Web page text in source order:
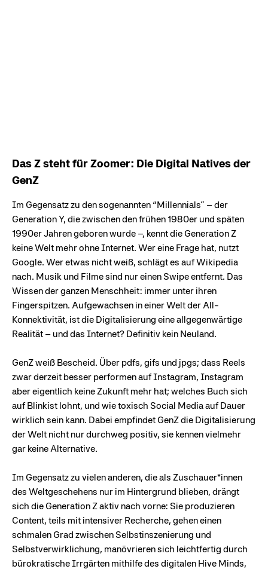
Das Z steht für Zoomer: Die Digital Natives der
GenZ
Im Gegensatz zu den sogenannten “Millennials” – der
Generation Y, die zwischen den frühen 1980er und späten
1990er Jahren geboren wurde –, kennt die Generation Z
keine Welt mehr ohne Internet. Wer eine Frage hat, nutzt
Google. Wer etwas nicht weiß, schlägt es auf Wikipedia
nach. Musik und Filme sind nur einen Swipe entfernt. Das
Wissen der ganzen Menschheit: immer unter ihren
Fingerspitzen. Aufgewachsen in einer Welt der All-
Konnektivität, ist die Digitalisierung eine allgegenwärtige
Realität – und das Internet? Definitiv kein Neuland.
GenZ weiß Bescheid. Über pdfs, gifs und jpgs; dass Reels
zwar derzeit besser performen auf Instagram, Instagram
aber eigentlich keine Zukunft mehr hat; welches Buch sich
auf Blinkist lohnt, und wie toxisch Social Media auf Dauer
wirklich sein kann. Dabei empfindet GenZ die Digitalisierung
der Welt nicht nur durchweg positiv, sie kennen vielmehr
gar keine Alternative.
Im Gegensatz zu vielen anderen, die als Zuschauer*innen
des Weltgeschehens nur im Hintergrund blieben, drängt
sich die Generation Z aktiv nach vorne: Sie produzieren
Content, teils mit intensiver Recherche, gehen einen
schmalen Grad zwischen Selbstinszenierung und
Selbstverwirklichung, manövrieren sich leichtfertig durch
bürokratische Irrgärten mithilfe des digitalen Hive Minds,